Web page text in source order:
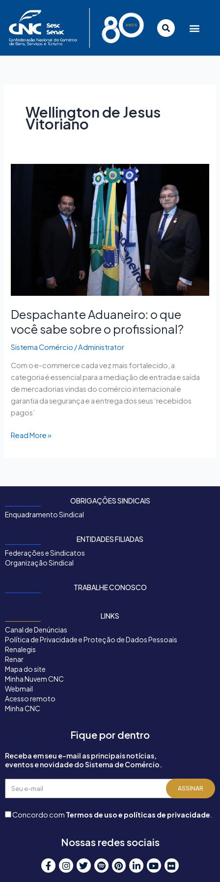
conteúdo
Wellington de Jesus
Vitoriano
Despachante Aduaneiro: o que
você sabe sobre o profissional?
Sistema Comércio /Administrator
Com o e-commerce cada vez mais fortalecido, a
categoria é essencial para a mediação de entrada e saída
de mercadorias vindas do comércio internacional e
garantia da segurança e a entrega dos seus ‘recebidos
pagos’
Read More »
OBRIGAÇÕES SINDICAIS
Enquadramento Sindical
ENTIDADES FILIADAS
Federações e Sindicatos
Organização Sindical
TRABALHE CONOSCO
LINKS
Canal de Denúncias
Política de Privacidade e Proteção de Dados Pessoais
Renalegis
Renar
Mapa do site
Minha Nuvem CNC
Webmail
Acesso remoto
Minha CNC
Fique por dentro
Receba em seu e-mail as principais notícias,
eventos e novidade do Sistema de Comércio.
Seu
e-
ASSINAR
Concordo com Termos de uso e políticas de privacidade
Nossas redes sociais
F
a
I
n
T
w
S
p
P
i
L
i
Y
o
F
l